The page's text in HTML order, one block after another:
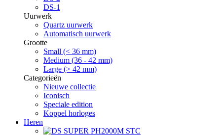
DS-1
Uurwerk
Quartz uurwerk
Automatisch uurwerk
Grootte
Small (< 36 mm)
Medium (36 - 42 mm)
Large (> 42 mm)
Categorieën
Nieuwe collectie
Iconisch
Speciale edition
Koppel horloges
Heren